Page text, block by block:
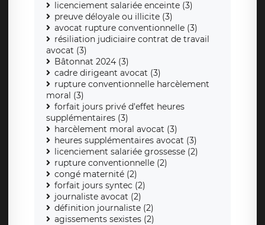
licenciement salariée enceinte (3)
preuve déloyale ou illicite (3)
avocat rupture conventionnelle (3)
résiliation judiciaire contrat de travail
avocat (3)
Bâtonnat 2024 (3)
cadre dirigeant avocat (3)
rupture conventionnelle harcèlement
moral (3)
forfait jours privé d'effet heures
supplémentaires (3)
harcèlement moral avocat (3)
heures supplémentaires avocat (3)
licenciement salariée grossesse (2)
rupture conventionnelle (2)
congé maternité (2)
forfait jours syntec (2)
journaliste avocat (2)
définition journaliste (2)
agissements sexistes (2)